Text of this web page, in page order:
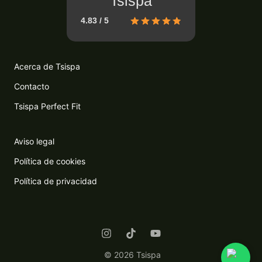
4.83 / 5
Acerca de Tsispa
Contacto
Tsispa Perfect Fit
Aviso legal
Política de cookies
Política de privacidad
© 2026 Tsispa